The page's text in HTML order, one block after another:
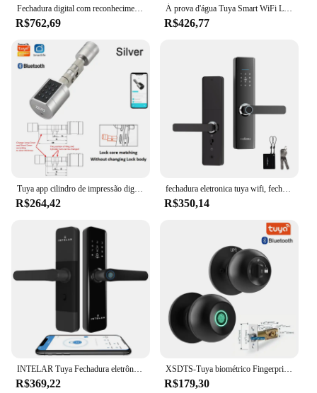
R$762,69
À prova d'água Tuya Smart WiFi Lock, Double Side Fingerprint Lock, Portão exterior, Senha digital, App remoto, Home Electronic Rim Lock
R$426,77
R$264,42
fechadura eletronica tuya wifi, fechadura eletrônica, tuya, fechadura eletronica, fechaduras inteligente, fechadura inteligente
R$350,14
R$369,22
XSDTS-Tuya biométrico Fingerprint Smart Door Lock, fechadura eletrônica, Keyless Security, Door Entry, Home, House, Apartment
R$179,30